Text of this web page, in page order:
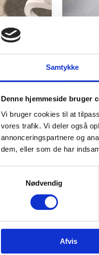
Samtykke
Denne hjemmeside bruger
Vi bruger cookies til at
vores trafik. Vi deler også
annonceringspartnere og
dem, eller som de har
Nødvendig
Afvis
Den
pris
var:
685,00
Den
aktuelle
pris
er:
495,00